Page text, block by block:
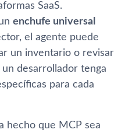
SaaS.
enchufe universal
el agente puede
un inventario o revisar
desarrollador tenga
para cada
hecho que MCP sea